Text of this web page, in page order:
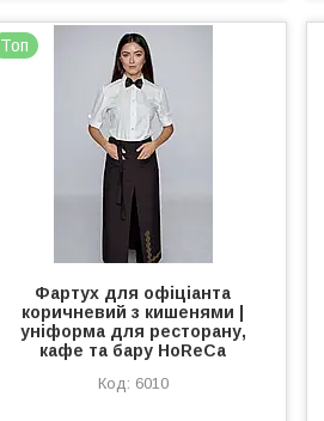
Топ
Фартух для офіціанта
коричневий з кишенями |
уніформа для ресторану,
кафе та бару HoReCa
6010